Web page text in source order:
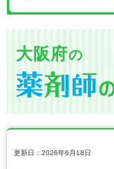
大阪府の
更新日：2026年6月18日